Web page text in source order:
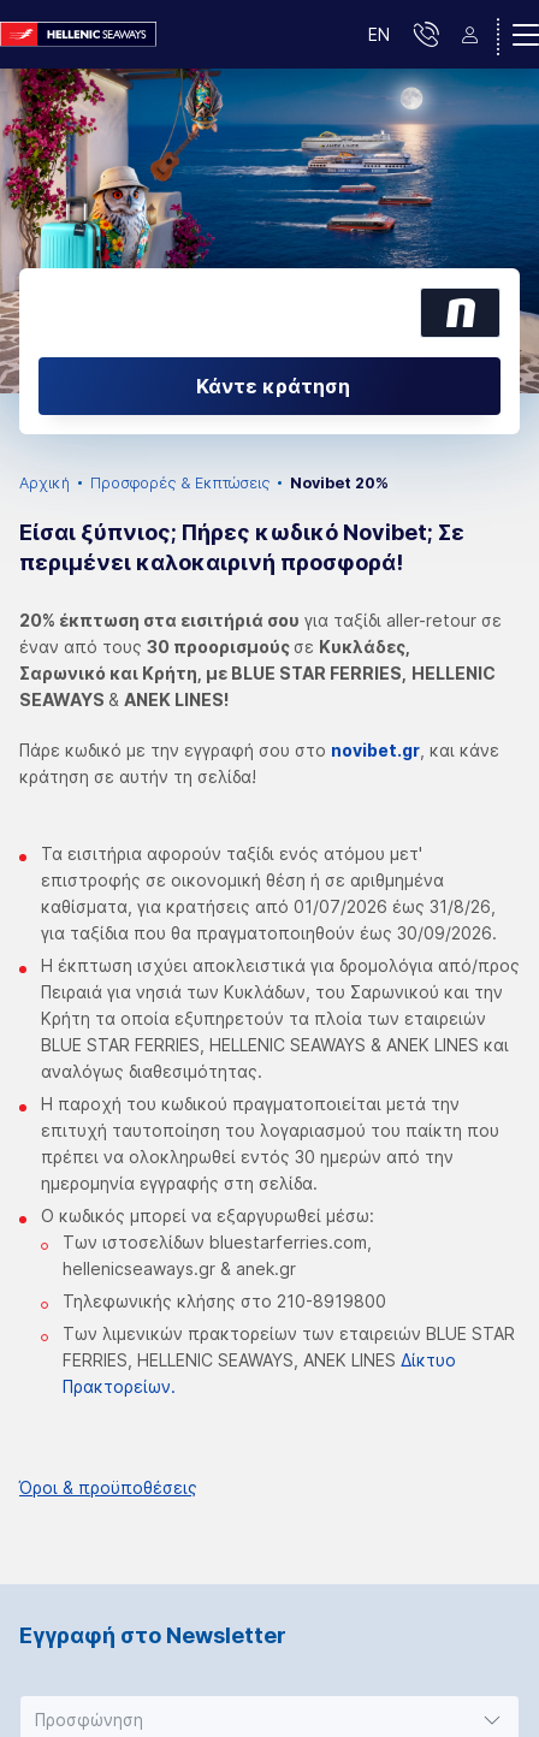
EN
Κάντε κράτηση
Αρχική Προσφορές & Εκπτώσεις Novibet 20%
Είσαι ξύπνιος; Πήρες κωδικό Novibet; Σε
περιμένει καλοκαιρινή προσφορά!
20% έκπτωση στα εισιτήριά σου για ταξίδι aller-retour σε
έναν από τους 30 προορισμούς σε Κυκλάδες,
Σαρωνικό και Κρήτη, με BLUE STAR FERRIES, HELLENIC
SEAWAYS & ANEK LINES!
Πάρε κωδικό με την εγγραφή σου στο nοvibet.gr , και κάνε
κράτηση σε αυτήν τη σελίδα!
Τα εισιτήρια αφορούν ταξίδι ενός ατόμου μετ'
επιστροφής σε οικονομική θέση ή σε αριθμημένα
καθίσματα, για κρατήσεις από 01/07/2026 έως 31/8/26,
για ταξίδια που θα πραγματοποιηθούν έως 30/09/2026.
Η έκπτωση ισχύει αποκλειστικά για δρομολόγια από/προς
Πειραιά για νησιά των Κυκλάδων, του Σαρωνικού και την
Κρήτη τα οποία εξυπηρετούν τα πλοία των εταιρειών
BLUE STAR FERRIES, HELLENIC SEAWAYS & ANEK LINES και
αναλόγως διαθεσιμότητας.
Η παροχή του κωδικού πραγματοποιείται μετά την
επιτυχή ταυτοποίηση του λογαριασμού του παίκτη που
πρέπει να ολοκληρωθεί εντός 30 ημερών από την
ημερομηνία εγγραφής στη σελίδα.
Ο κωδικός μπορεί να εξαργυρωθεί μέσω:
Των ιστοσελίδων bluestarferries.com,
hellenicseaways.gr & anek.gr
Τηλεφωνικής κλήσης στο 210-8919800
Των λιμενικών πρακτορείων των εταιρειών BLUE STAR
FERRIES, HELLENIC SEAWAYS, ANEK LINES Δίκτυο
Πρακτορείων.
Όροι & προϋποθέσεις
Εγγραφή στο Νewsletter
Προσφώνηση